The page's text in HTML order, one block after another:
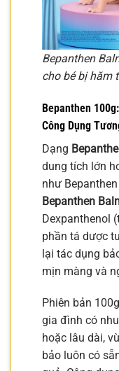
Bepanthen
cho bé bị hăm
Bepanthen
Công Dụng
Dạng
dung tích lớn
như
Bepanthen
Dexpanthenol
phần tá dược
lại tác dụng
mịn màng và
Phiên bản
gia đình có
hoặc lâu dài,
bảo luôn có